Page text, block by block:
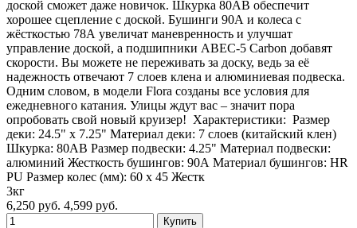
доской сможет даже новичок. Шкурка 80АВ обеспечит
хорошее сцепление с доской. Бушинги 90А и колеса с
жёсткостью 78А увеличат маневренность и улучшат
управление доской, а подшипники ABEC-5 Carbon добавят
скорости. Вы можете не переживать за доску, ведь за её
надежность отвечают 7 слоев клена и алюминиевая подвеска.
Одним словом, в модели Flora созданы все условия для
ежедневного катания. Улицы ждут вас – значит пора
опробовать свой новый круизер! Характеристики: Размер
деки: 24.5" х 7.25" Материал деки: 7 слоев (китайский клен)
Шкурка: 80AB Размер подвески: 4.25" Материал подвески:
алюминий Жесткость бушингов: 90А Материал бушингов: HR
PU Размер колес (мм): 60 х 45 Жестк
3кг
6,250 руб. 4,599 руб.